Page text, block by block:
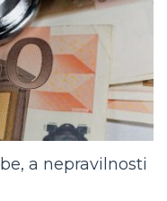
a nepravilnosti